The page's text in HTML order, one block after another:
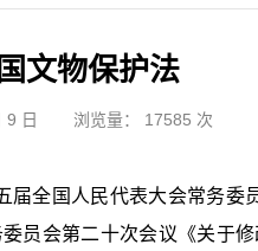
学会动态
文物要闻
文物保护法
9 日 浏览量： 17585 次
届全国人民代表大会常务
员会第二十次会议《关于